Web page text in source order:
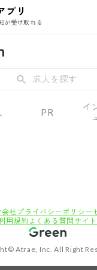
プリ
が受け取れる
求人を探す
PR
イ
社 プライバシーポリシー
用規約 よくある質問 サイ
Atrae, Inc. All Right